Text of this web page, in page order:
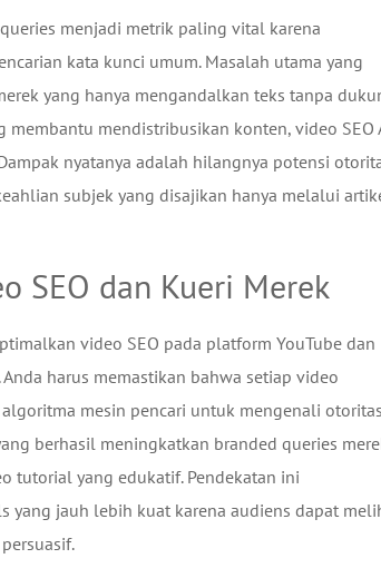
menjadi metrik paling vital karena
kata kunci umum. Masalah utama yang
yang hanya mengandalkan teks tanpa
membantu mendistribusikan konten, video SEO
nyatanya adalah hilangnya potensi
subjek yang disajikan hanya melalui
SEO dan Kueri Merek
video SEO pada platform YouTube dan
harus memastikan bahwa setiap video
mesin pencari untuk mengenali otoritas
berhasil meningkatkan branded queries
tutorial yang edukatif. Pendekatan ini
yang jauh lebih kuat karena audiens dapat